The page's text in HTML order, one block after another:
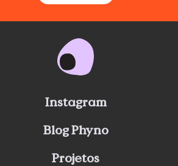
Instagram
Blog Phyno
Projetos